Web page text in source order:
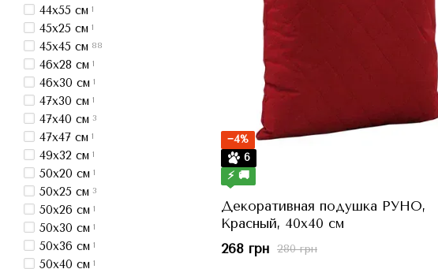
−4%
6
⚡ 🚚
Декоративная подушка РУНО,
Красный, 40x40 см
280 грн
268 грн
44x55 см 1
45x25 см 1
45x45 см 88
46x28 см 1
46x30 см 1
47x30 см 1
47x40 см 3
47x47 см 1
49x32 см 1
50x20 см 1
50x25 см 3
50x26 см 1
50x30 см 1
50x36 см 1
50x40 см 1